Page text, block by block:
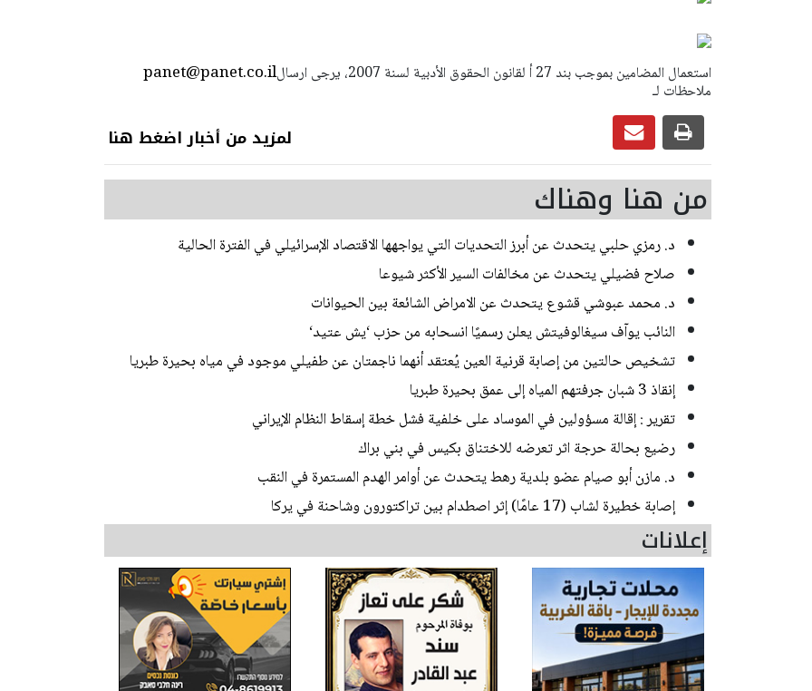
panet@panet.co.ilاستعمال المضامين بموجب بند 27 أ لقانون الحقوق الأدبية لسنة 2007، يرجى ارسال
ملاحظات لـ
لمزيد من أخبار اضغط هنا
من هنا وهناك
د. رمزي حلبي يتحدث عن أبرز التحديات التي يواجهها الاقتصاد الإسرائيلي في الفترة الحالية
صلاح فضيلي يتحدث عن مخالفات السير الأكثر شيوعا
د. محمد عبوشي قشوع يتحدث عن الامراض الشائعة بين الحيوانات
النائب يوآف سيغالوفيتش يعلن رسميًا انسحابه من حزب ‘يش عتيد‘
تشخيص حالتين من إصابة قرنية العين يُعتقد أنهما ناجمتان عن طفيلي موجود في مياه بحيرة طبريا
إنقاذ 3 شبان جرفتهم المياه إلى عمق بحيرة طبريا
تقرير : إقالة مسؤولين في الموساد على خلفية فشل خطة إسقاط النظام الإيراني
رضيع بحالة حرجة اثر تعرضه للاختناق بكيس في بني براك
د. مازن أبو صيام عضو بلدية رهط يتحدث عن أوامر الهدم المستمرة في النقب
إصابة خطيرة لشاب (17 عامًا) إثر اصطدام بين تراكتورون وشاحنة في يركا
إعلانات